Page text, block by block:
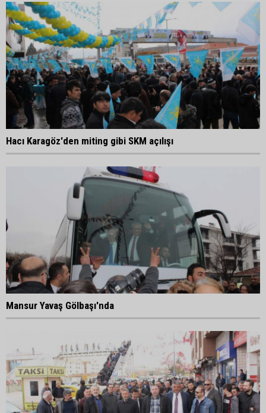
Hacı Karagöz'den miting gibi SKM açılışı
Mansur Yavaş Gölbaşı'nda